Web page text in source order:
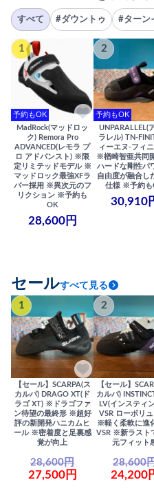
すべて #ダウントゥ #ターン
1
予約もOK
MadRock(マッドロッ
ク) Remora Pro
ADVANCED(レモラ プ
ロ アドバンスト) ※限
定リミテッドモデル ※
マッドロック最強XFラ
バー採用 ※異次元のフ
リクション ※予約も
OK
28,600円
2
予約もOK
UNPARALLEL(
ラレル) TN-
ィーエヌ-フィ
※楢崎智亜共同
ハードな剛性パ
自由度が融合し
仕様 ※予約も
30,910
セールすべて見る
1
【セール】SCARPA(ス
カルパ) DRAGO XT(ド
ラゴ XT) ※ドラゴファ
ン待望の最終形 ※超好
評の新開発ハニカムヒ
ール ※密着度と足裏感
覚が向上
28,600円
27,500円
2
【セール】
カルパ)
LV(インスティ
VSR ローボリ
※軽く柔軟に進
VSR ※新ラスト
元フィット
28,600
24,200